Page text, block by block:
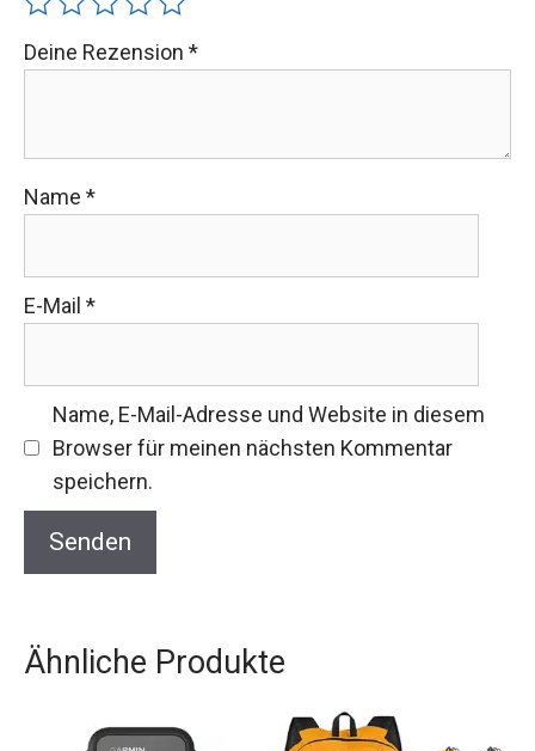
Deine Rezension *
Name *
E-Mail *
Name, E-Mail-Adresse und Website in diesem
Browser für meinen nächsten Kommentar
speichern.
Ähnliche Produkte